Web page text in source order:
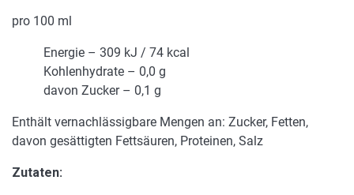
pro 100 ml
Energie – 309 kJ / 74 kcal
Kohlenhydrate – 0,0 g
davon Zucker – 0,1 g
Enthält vernachlässigbare Mengen an: Zucker, Fetten,
davon gesättigten Fettsäuren, Proteinen, Salz
Zutaten: